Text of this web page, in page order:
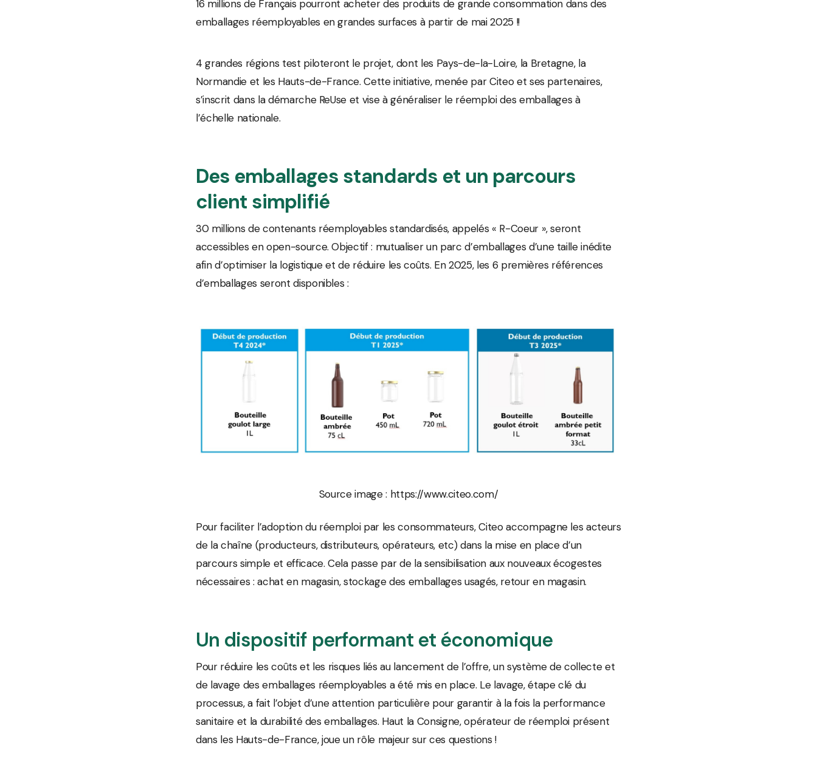
16 millions de Français pourront acheter des produits de grande consommation dans des
emballages réemployables en grandes surfaces à partir de mai 2025 !!
4 grandes régions test piloteront le projet, dont les Pays-de-la-Loire, la Bretagne, la
Normandie et les Hauts-de-France. Cette initiative, menée par Citeo et ses partenaires,
s’inscrit dans la démarche ReUse et vise à généraliser le réemploi des emballages à
l’échelle nationale.
Des emballages standards et un parcours
client simplifié
30 millions de contenants réemployables standardisés, appelés « R-Coeur », seront
accessibles en open-source. Objectif : mutualiser un parc d’emballages d’une taille inédite
afin d’optimiser la logistique et de réduire les coûts. En 2025, les 6 premières références
d’emballages seront disponibles :
Source image : https://www.citeo.com/
Pour faciliter l’adoption du réemploi par les consommateurs, Citeo accompagne les acteurs
de la chaîne (producteurs, distributeurs, opérateurs, etc) dans la mise en place d’un
parcours simple et efficace. Cela passe par de la sensibilisation aux nouveaux écogestes
nécessaires : achat en magasin, stockage des emballages usagés, retour en magasin.
Un dispositif performant et économique
Pour réduire les coûts et les risques liés au lancement de l’offre, un système de collecte et
de lavage des emballages réemployables a été mis en place. Le lavage, étape clé du
processus, a fait l’objet d’une attention particulière pour garantir à la fois la performance
sanitaire et la durabilité des emballages. Haut la Consigne, opérateur de réemploi présent
dans les Hauts-de-France, joue un rôle majeur sur ces questions !